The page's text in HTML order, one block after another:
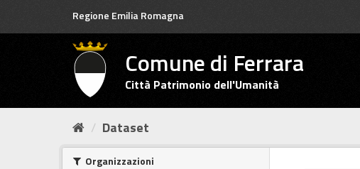
Regione Emilia Romagna
Comune di Ferrara
Città Patrimonio dell'Umanità
Dataset
Organizzazioni